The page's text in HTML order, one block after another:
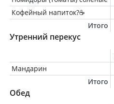
Кофейный напиток?☕️
Итого
Утренний перекус
Мандарин
Итого
Обед